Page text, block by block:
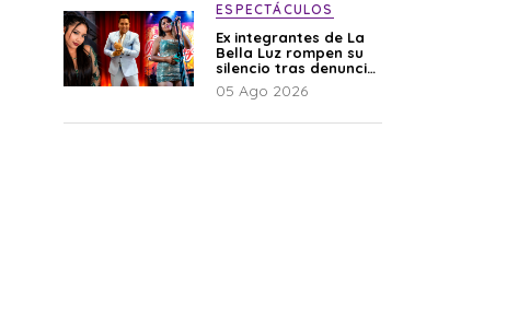
ESPECTÁCULOS
Ex integrantes de La
Bella Luz rompen su
silencio tras denuncia
de Naldy: “Todo el
mundo lo sabía”
05 Ago 2026